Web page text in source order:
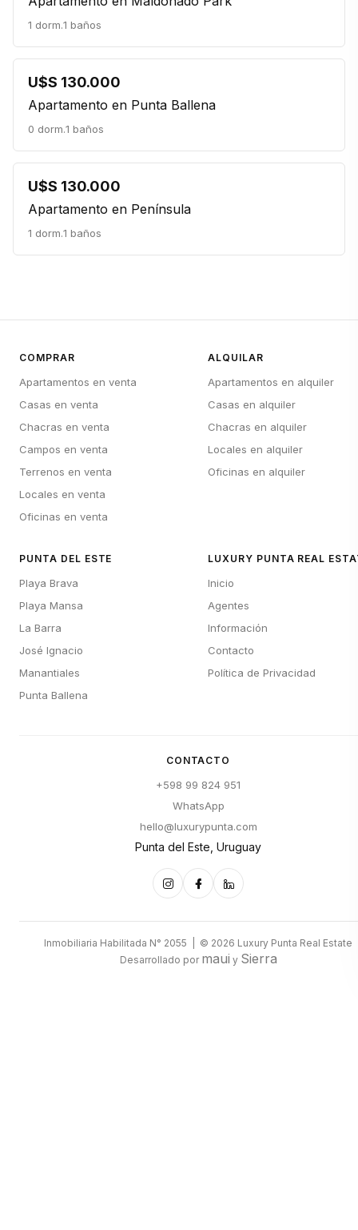
1 dorm.1 baños
U$S 130.000
Apartamento en Punta Ballena
0 dorm.1 baños
U$S 130.000
Apartamento en Península
1 dorm.1 baños
COMPRAR
Apartamentos en venta
Casas en venta
Chacras en venta
Campos en venta
Terrenos en venta
Locales en venta
Oficinas en venta
ALQUILAR
Apartamentos en alquiler
Casas en alquiler
Chacras en alquiler
Locales en alquiler
Oficinas en alquiler
PUNTA DEL ESTE
Playa Brava
Playa Mansa
La Barra
José Ignacio
Manantiales
Punta Ballena
LUXURY PUNTA REAL
Inicio
Agentes
Información
Contacto
Política de Privacidad
CONTACTO
+598 99 824 951
WhatsApp
hello@luxurypunta.com
Punta del Este, Uruguay
Inmobiliaria Habilitada N° 2055 | © 2026 Luxury Punta Real Estate
Desarrollado por maui y Sierra